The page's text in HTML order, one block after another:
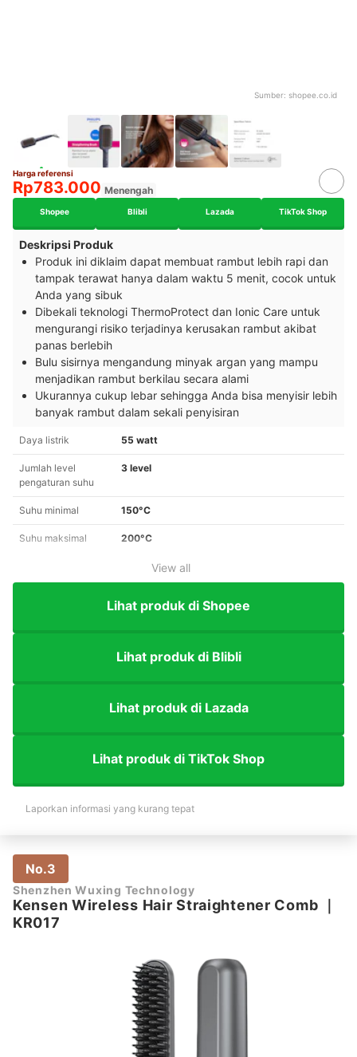
Sumber: shopee.co.id
Harga referensi
Rp783.000 Menengah
Shopee Blibli Lazada TikTok Shop
Deskripsi Produk
Produk ini diklaim dapat membuat rambut lebih rapi dan
tampak terawat hanya dalam waktu 5 menit, cocok untuk
Anda yang sibuk
Dibekali teknologi ThermoProtect dan Ionic Care untuk
mengurangi risiko terjadinya kerusakan rambut akibat
panas berlebih
Bulu sisirnya mengandung minyak argan yang mampu
menjadikan rambut berkilau secara alami
Ukurannya cukup lebar sehingga Anda bisa menyisir lebih
banyak rambut dalam sekali penyisiran
Daya listrik 55 watt
Jumlah level
pengaturan suhu
3 level
Suhu minimal 150°C
Suhu maksimal 200°C
View all
Lihat produk di Shopee
Lihat produk di Blibli
Lihat produk di Lazada
Lihat produk di TikTok Shop
Laporkan informasi yang kurang tepat
No.3
Shenzhen Wuxing Technology
Kensen Wireless Hair Straightener Comb ｜
KR017